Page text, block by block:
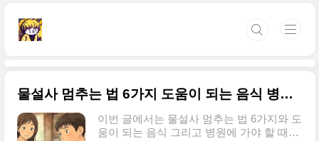
물설사 멈추는 법 6가지 도움이 되는 음식 병원에 가야 할 때는?
이번 글에서는 물설사 멈추는 법 6가지와 도
움이 되는 음식 그리고 병원에 가야 할 때는